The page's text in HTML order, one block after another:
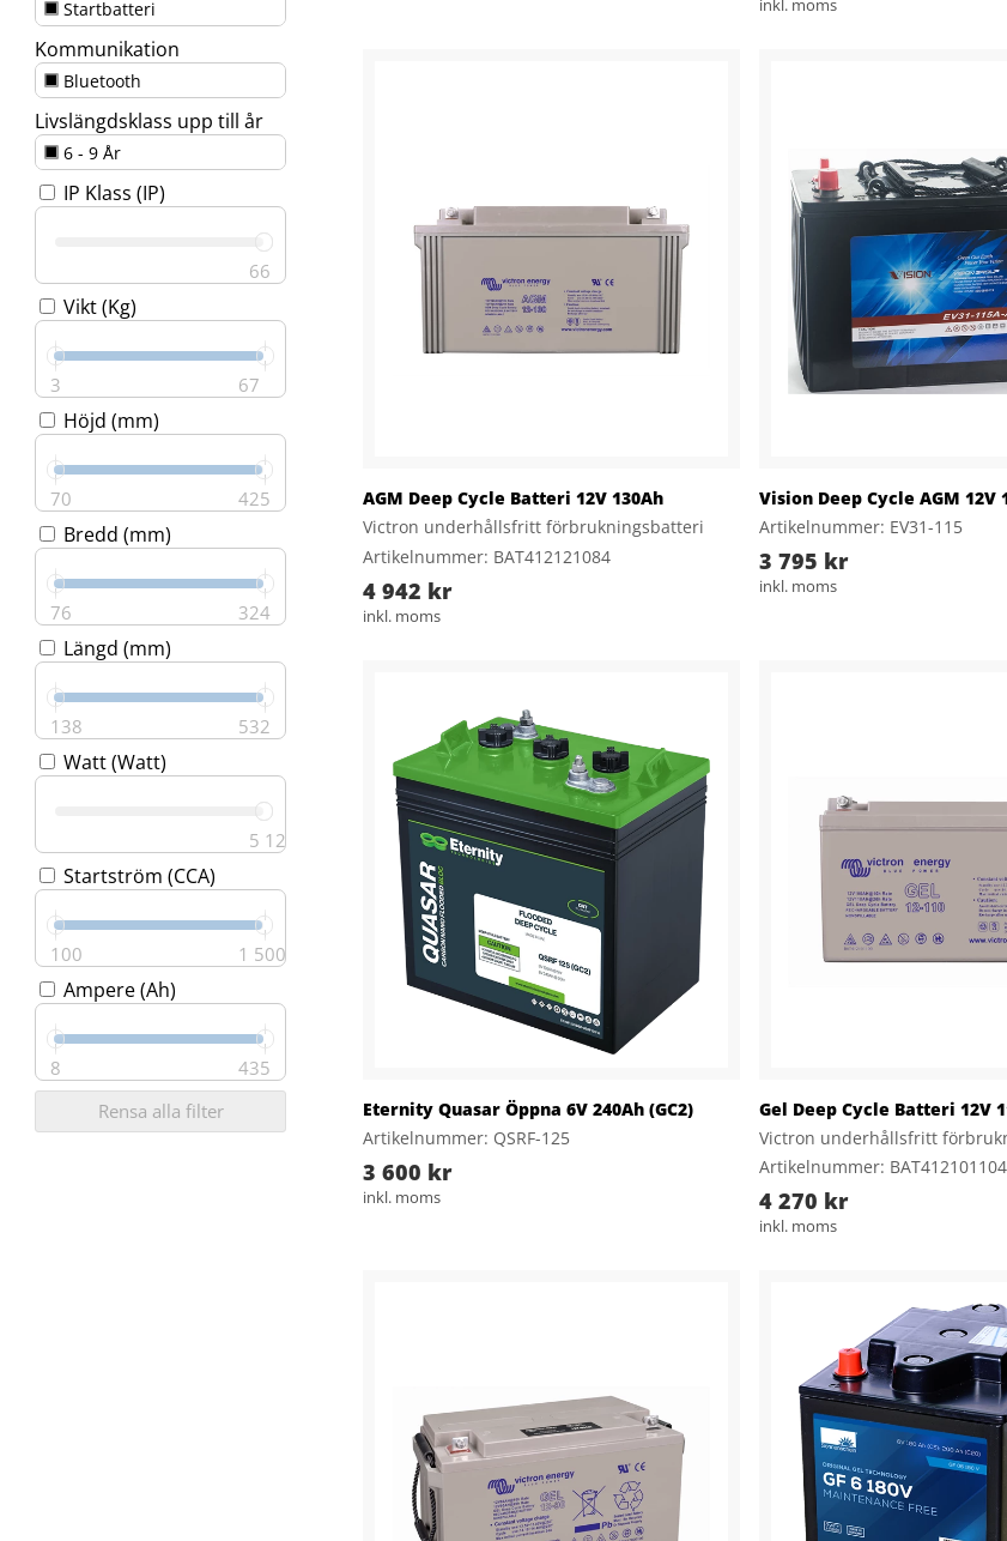
Startbatteri
Kommunikation
Bluetooth
Livslängdsklass upp till år
6 - 9 År
IP Klass (IP)
66
Vikt (Kg)
3 67
Höjd (mm)
70 425
Bredd (mm)
76 324
Längd (mm)
138 532
Watt (Watt)
5 120
Startström (CCA)
100 1 500
Ampere (Ah)
8
435
Rensa alla filter
inkl. moms
AGM Deep Cycle Batteri 12V 130Ah
Victron underhållsfritt förbrukningsbatteri
Artikelnummer: BAT412121084
4 942 kr
inkl. moms
Vision Deep Cycle AGM 12V
Artikelnummer: EV31-115
3 795 kr
inkl. moms
Eternity Quasar Öppna 6V 240Ah (GC2)
Artikelnummer: QSRF-125
3 600 kr
inkl. moms
Gel Deep Cycle Batteri 12V
Victron underhållsfritt
Artikelnummer: BAT412101104
4 270 kr
inkl. moms